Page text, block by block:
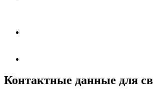
Контактные данные для